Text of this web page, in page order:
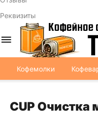
Реквизиты
Кофемолки
CUP Очистка